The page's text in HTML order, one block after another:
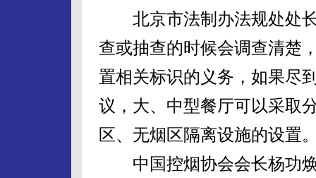
北京市法制办法规处处长
查或抽查的时候会调查清楚
置相关标识的义务，如果尽
议，大、中型餐厅可以采取
区、无烟区隔离设施的设置
中国控烟协会会长杨功焕